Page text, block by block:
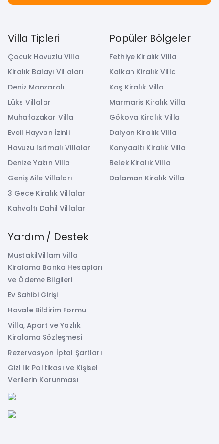
Villa Tipleri
Çocuk Havuzlu Villa
Kiralık Balayı Villaları
Deniz Manzaralı
Lüks Villalar
Muhafazakar Villa
Evcil Hayvan İzinli
Havuzu Isıtmalı Villalar
Denize Yakın Villa
Geniş Aile Villaları
3 Gece Kiralık Villalar
Kahvaltı Dahil Villalar
Popüler Bölgeler
Fethiye Kiralık Villa
Kalkan Kiralık Villa
Kaş Kiralık Villa
Marmaris Kiralık Villa
Gökova Kiralık Villa
Dalyan Kiralık Villa
Konyaaltı Kiralık Villa
Belek Kiralık Villa
Dalaman Kiralık Villa
Yardım / Destek
MustakilVillam Villa
Kiralama Banka Hesapları
ve Ödeme Bilgileri
Ev Sahibi Girişi
Havale Bildirim Formu
Villa, Apart ve Yazlık
Kiralama Sözleşmesi
Rezervasyon İptal Şartları
Gizlilik Politikası ve Kişisel
Verilerin Korunması